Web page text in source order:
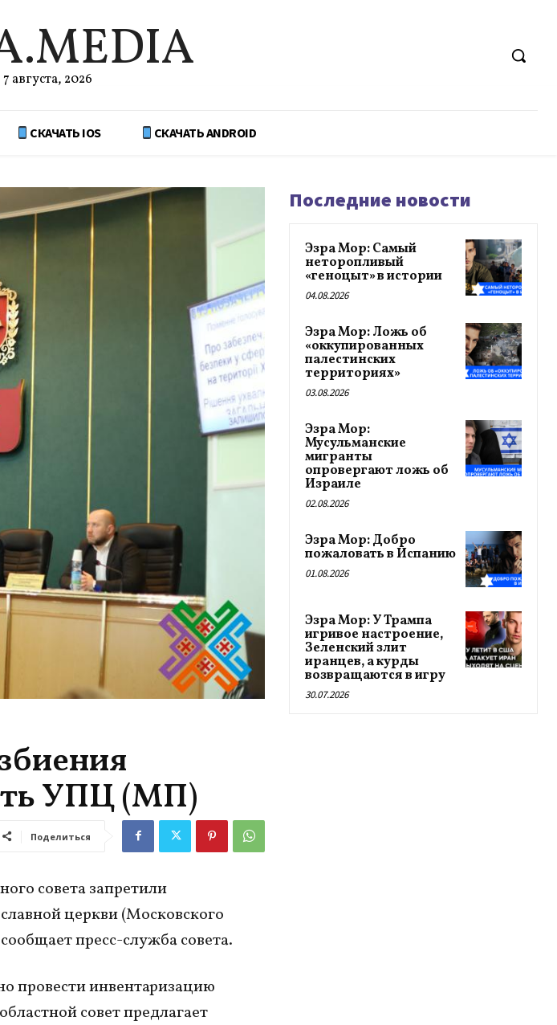
августа, 2026
СКАЧАТЬ IOS СКАЧАТЬ ANDROID
УПЦ (МП)
Поделиться
совета запретили
церкви (Московского
пресс-служба совета.
провести инвентаризацию
совет предлагает
Последние новости
Эзра Мор: Самый
неторопливый
«геноцыт» в истории
04.08.2026
Эзра Мор: Ложь об
«оккупированных
палестинских
территориях»
03.08.2026
Эзра Мор:
Мусульманские
мигранты
опровергают ложь об
Израиле
02.08.2026
Эзра Мор: Добро
пожаловать в Испанию
01.08.2026
Эзра Мор: У Трампа
игривое настроение,
Зеленский злит
иранцев, а курды
возвращаются в игру
30.07.2026